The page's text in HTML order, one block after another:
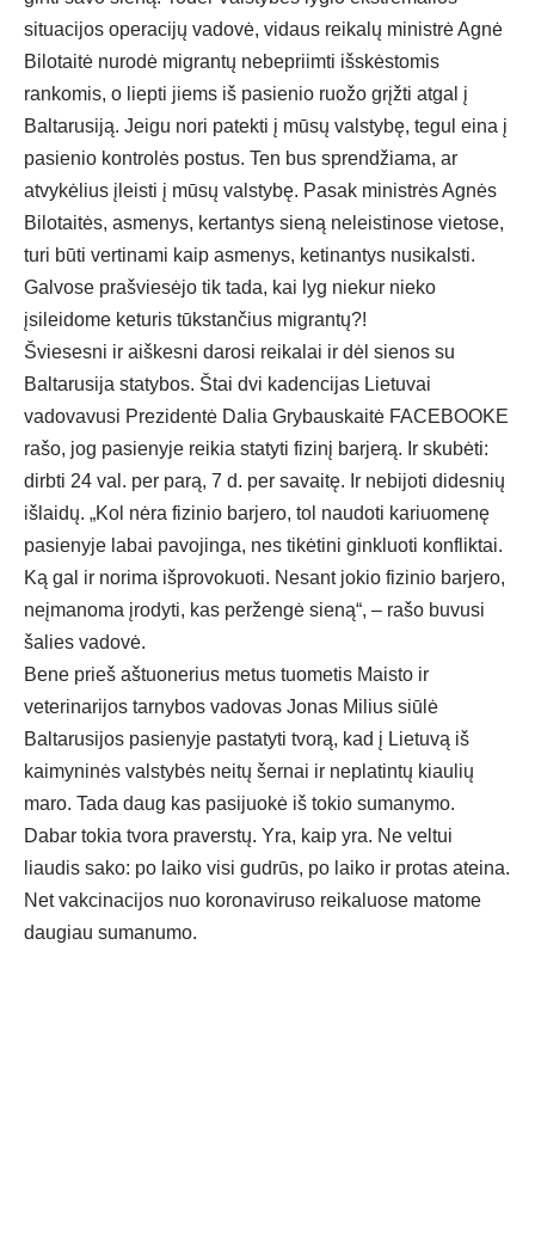
situacijos operacijų vadovė, vidaus reikalų ministrė Agnė
Bilotaitė nurodė migrantų nebepriimti išskėstomis
rankomis, o liepti jiems iš pasienio ruožo grįžti atgal į
Baltarusiją. Jeigu nori patekti į mūsų valstybę, tegul eina į
pasienio kontrolės postus. Ten bus sprendžiama, ar
atvykėlius įleisti į mūsų valstybę. Pasak ministrės Agnės
Bilotaitės, asmenys, kertantys sieną neleistinose vietose,
turi būti vertinami kaip asmenys, ketinantys nusikalsti.
Galvose prašviesėjo tik tada, kai lyg niekur nieko
įsileidome keturis tūkstančius migrantų?!
Šviesesni ir aiškesni darosi reikalai ir dėl sienos su
Baltarusija statybos. Štai dvi kadencijas Lietuvai
vadovavusi Prezidentė Dalia Grybauskaitė FACEBOOKE
rašo, jog pasienyje reikia statyti fizinį barjerą. Ir skubėti:
dirbti 24 val. per parą, 7 d. per savaitę. Ir nebijoti didesnių
išlaidų. „Kol nėra fizinio barjero, tol naudoti kariuomenę
pasienyje labai pavojinga, nes tikėtini ginkluoti konfliktai.
Ką gal ir norima išprovokuoti. Nesant jokio fizinio barjero,
neįmanoma įrodyti, kas peržengė sieną“, – rašo buvusi
šalies vadovė.
Bene prieš aštuonerius metus tuometis Maisto ir
veterinarijos tarnybos vadovas Jonas Milius siūlė
Baltarusijos pasienyje pastatyti tvorą, kad į Lietuvą iš
kaimyninės valstybės neitų šernai ir neplatintų kiaulių
maro. Tada daug kas pasijuokė iš tokio sumanymo.
Dabar tokia tvora praverstų. Yra, kaip yra. Ne veltui
liaudis sako: po laiko visi gudrūs, po laiko ir protas ateina.
Net vakcinacijos nuo koronaviruso reikaluose matome
daugiau sumanumo.